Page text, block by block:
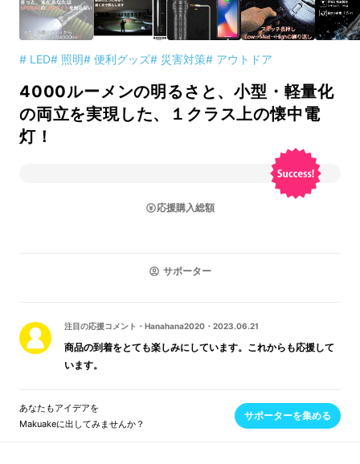
# LED# 照明# 便利グッズ# 災害対策# アウトドア
4000ルーメンの明るさと、小型・軽量化
の両立を実現した、１クラス上の懐中電
灯！
応援購入総額
サポーター
注目の応援コメント ・ Hanahana2020 ・ 2023.06.21
商品の到着をとても楽しみにしています。これからも応援して
います。
あなたもアイデアを
Makuakeに出してみませんか？
サポーターを集める